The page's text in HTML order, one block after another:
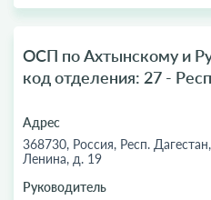
ОСП по Ахтынскому и
код отделения: 27 -
Адрес
368730, Россия, Респ.
Ленина, д. 19
Руководитель